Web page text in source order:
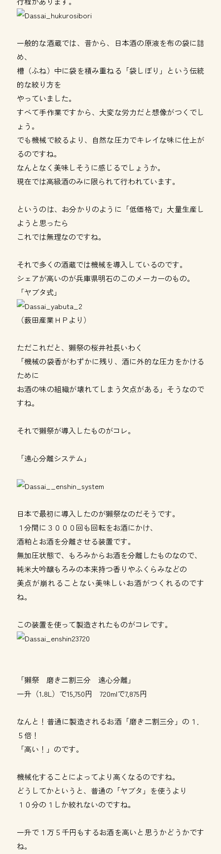
一般的な酒蔵では、昔から、日本酒の原液を布の袋に詰
め、
槽（ふね）中に袋を積み重ねる「袋しぼり」という伝統
的な絞り方を
やっていました。
すべて手作業ですから、大変な労力だと想像がつくでし
ょう。
でも機械で絞るより、自然な圧力でキレイな味に仕上が
るのですね。
なんとなく美味しそうに感じるでしょうか。
現在では高級酒のみに限られて行われています。
というのは、お分かりのように「低価格で」大量生産し
ようと思ったら
これでは無理なのですね。
それで多くの酒蔵では機械を導入しているのです。
シェアが高いのが兵庫県明石のこのメーカーのもの。
「ヤブタ式」
（薮田産業ＨＰより）
ただこれだと、獺祭の桜井社長いわく
「機械の袋香がわずかに残り、酒に外的な圧力をかける
ために
お酒の味の組織が壊れてしまう欠点がある」そうなので
すね。
それで獺祭が導入したものがコレ。
「遠心分離システム」
日本で最初に導入したのが獺祭なのだそうです。
１分間に３０００回も回転をお酒にかけ、
酒粕とお酒を分離させる装置です。
無加圧状態で、もろみからお酒を分離したものなので、
純米大吟醸もろみの本来持つ香りやふくらみなどの
美点が崩れることない美味しいお酒がつくれるのです
ね。
この装置を使って製造されたものがコレです。
「獺祭 磨き二割三分 遠心分離」
一升（1.8L）で15,750円 720mlで7,875円
なんと！普通に製造されるお酒「磨き二割三分」の１．
５倍！
「高い！」のです。
機械化することによってより高くなるのですね。
どうしてかというと、普通の「ヤブタ」を使うより
１０分の１しか絞れないのですね。
一升で１万５千円もするお酒を高いと思うかどうかです
ね。